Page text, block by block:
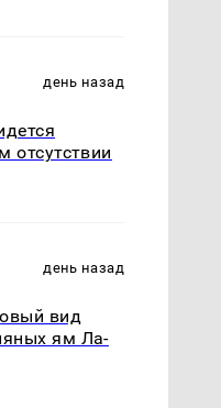
день назад
отсутствии
день назад
вид
ям Ла-